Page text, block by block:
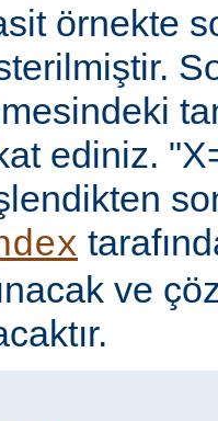
örnekte
ediniz.
ve